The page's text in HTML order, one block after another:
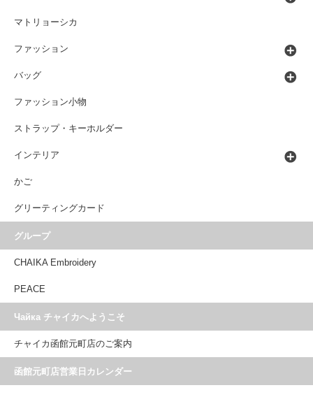
マトリョーシカ
ファッション
バッグ
ファッション小物
ストラップ・キーホルダー
インテリア
かご
グリーティングカード
グループ
CHAIKA Embroidery
PEACE
Чайка チャイカへようこそ
チャイカ函館元町店のご案内
函館元町店営業日カレンダー